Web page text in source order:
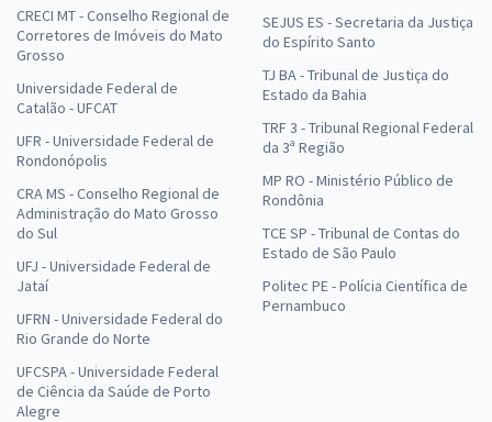
CRECI MT - Conselho Regional de
Corretores de Imóveis do Mato
Grosso
Universidade Federal de
Catalão - UFCAT
UFR - Universidade Federal de
Rondonópolis
CRA MS - Conselho Regional de
Administração do Mato Grosso
do Sul
UFJ - Universidade Federal de
Jataí
UFRN - Universidade Federal do
Rio Grande do Norte
UFCSPA - Universidade Federal
de Ciência da Saúde de Porto
Alegre
SEJUS ES - Secretaria da Justiça
do Espírito Santo
TJ BA - Tribunal de Justiça do
Estado da Bahia
TRF 3 - Tribunal Regional Federal
da 3ª Região
MP RO - Ministério Público de
Rondônia
TCE SP - Tribunal de Contas do
Estado de São Paulo
Politec PE - Polícia Científica de
Pernambuco